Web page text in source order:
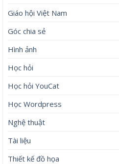
Giáo hội Việt Nam
Góc chia sẻ
Hình ảnh
Học hỏi
Học hỏi YouCat
Học Wordpress
Nghệ thuật
Tài liệu
Thiết kế đồ họa